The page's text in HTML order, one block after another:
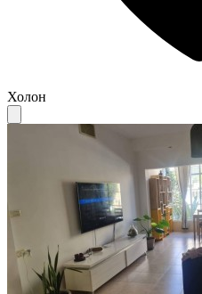
Холон